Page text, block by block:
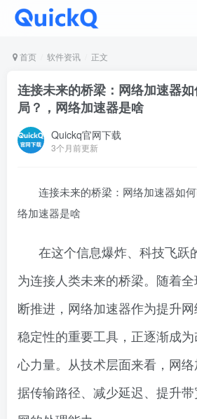
首页 软件资讯 正文
连接未来的桥梁：网络加速器
局？，网络加速器是啥
Quickq官网下载
3个月前更新
连接未来的桥梁：网络加速器如
络加速器是啥
在这个信息爆炸、科技飞跃
为连接人类未来的桥梁。随着
断推进，网络加速器作为提升
稳定性的重要工具，正逐渐成
心力量。从技术层面来看，网
据传输路径、减少延迟、提升